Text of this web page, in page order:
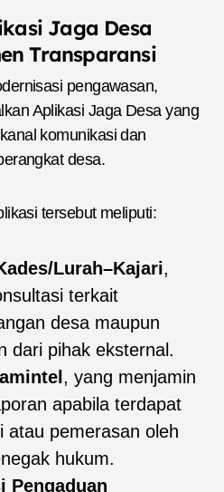
Jaga Desa
Transparansi
pengawasan,
Aplikasi Jaga Desa yang
komunikasi dan
desa.
tersebut meliputi:
Lurah–Kajari,
terkait
desa maupun
dari pihak eksternal.
, yang menjamin
apabila terdapat
atau pemerasan oleh
hukum.
Pengaduan